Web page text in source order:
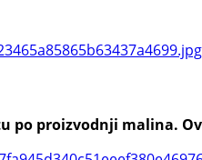
po proizvodnji malina.